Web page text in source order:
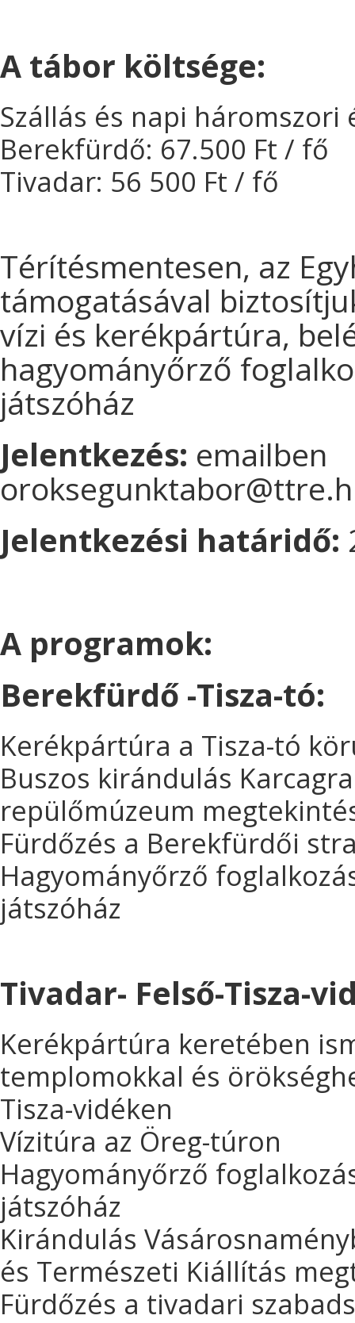
A tábor költsége:
Szállás és napi háromszori
Berekfürdő: 67.500 Ft / fő
Tivadar: 56 500 Ft / fő
Térítésmentesen, az
támogatásával
vízi és kerékpártúra,
hagyományőrző
játszóház
Jelentkezés: emailben
Jelentkezési határidő:
A programok:
Berekfürdő -Tisza-tó:
Kerékpártúra a Tisza-tó
Buszos kirándulás
repülőmúzeum
Fürdőzés a Berekfürdői
Hagyományőrző
játszóház
Tivadar- Felső-Tisza-
Kerékpártúra keretében
templomokkal és
Tisza-vidéken
Vízitúra az Öreg-túron
Hagyományőrző
játszóház
Kirándulás
és Természeti Kiállítás
Fürdőzés a tivadari